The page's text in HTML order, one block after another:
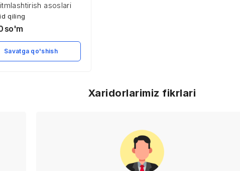
asoslari
qiling
so'm
Savatga qo'shish
Xaridorlarimiz fikrlari